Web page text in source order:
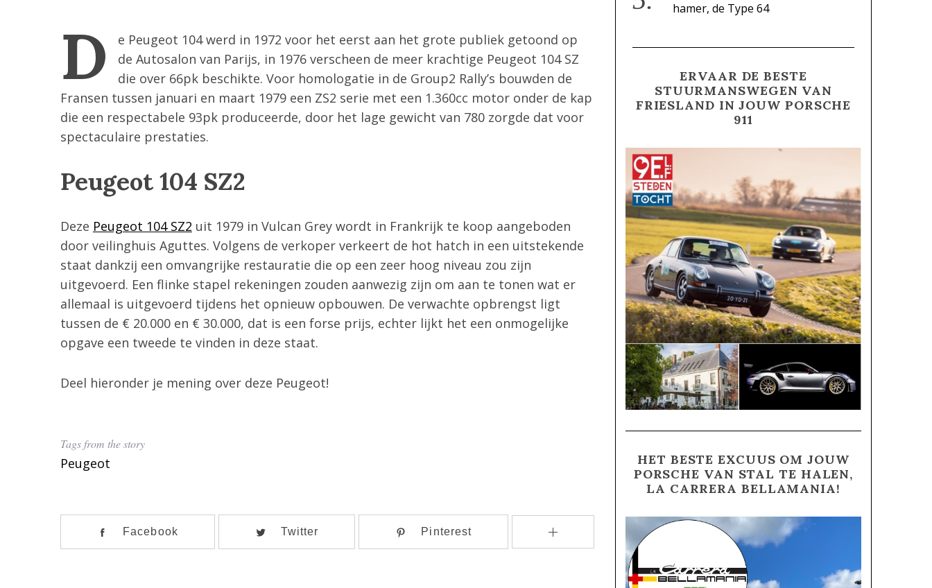
D
e Peugeot 104 werd in 1972 voor het eerst aan het grote publiek getoond op
de Autosalon van Parijs, in 1976 verscheen de meer krachtige Peugeot 104 SZ
die over 66pk beschikte. Voor homologatie in de Group2 Rally’s bouwden de
Fransen tussen januari en maart 1979 een ZS2 serie met een 1.360cc motor onder de kap
die een respectabele 93pk produceerde, door het lage gewicht van 780 zorgde dat voor
spectaculaire prestaties.
Peugeot 104 SZ2
Deze Peugeot 104 SZ2 uit 1979 in Vulcan Grey wordt in Frankrijk te koop aangeboden
door veilinghuis Aguttes. Volgens de verkoper verkeert de hot hatch in een uitstekende
staat dankzij een omvangrijke restauratie die op een zeer hoog niveau zou zijn
uitgevoerd. Een flinke stapel rekeningen zouden aanwezig zijn om aan te tonen wat er
allemaal is uitgevoerd tijdens het opnieuw opbouwen. De verwachte opbrengst ligt
tussen de € 20.000 en € 30.000, dat is een forse prijs, echter lijkt het een onmogelijke
opgave een tweede te vinden in deze staat.
Deel hieronder je mening over deze Peugeot!
Tags from the story
Peugeot
Facebook Twitter Pinterest
hamer, de Type 64
ERVAAR DE BESTE
STUURMANSWEGEN VAN
FRIESLAND IN JOUW PORSCHE
911
HET BESTE EXCUUS OM JOUW
PORSCHE VAN STAL TE HALEN,
LA CARRERA BELLAMANIA!
e
a
h
f
o
r